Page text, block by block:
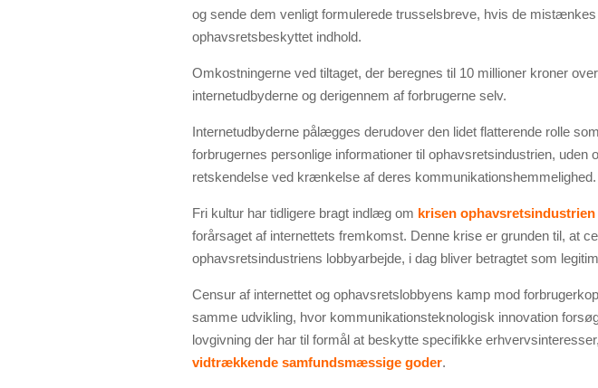
og sende dem venligt formulerede trusselsbreve, hvis de mistænkes
ophavsretsbeskyttet indhold.
Omkostningerne ved tiltaget, der beregnes til 10 millioner kroner
internetudbyderne og derigennem af forbrugerne selv.
Internetudbyderne pålægges derudover den lidet flatterende rolle
forbrugernes personlige informationer til ophavsretsindustrien, uden
retskendelse ved krænkelse af deres kommunikationshemmelighed.
Fri kultur har tidligere bragt indlæg om krisen
forårsaget af internettets fremkomst. Denne krise er grunden til, at
ophavsretsindustriens lobbyarbejde, i dag bliver betragtet som
Censur af internettet og ophavsretslobbyens kamp mod
samme udvikling, hvor kommunikationsteknologisk innovation
lovgivning der har til formål at beskytte specifikke
vidtrækkende samfundsmæssige goder.